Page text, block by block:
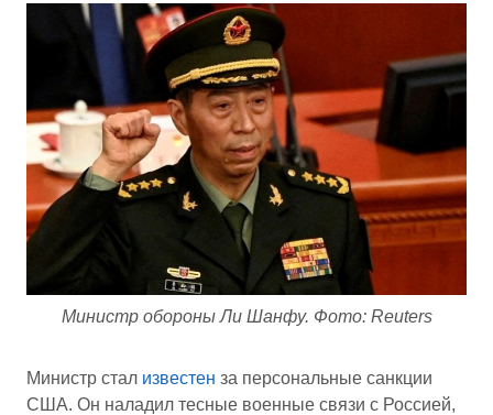
Министр обороны Ли Шанфу. Фото: Reuters
Министр стал известен за персональные санкции
США. Он наладил тесные военные связи с Россией,